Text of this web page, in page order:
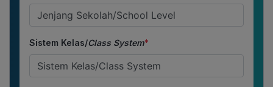
Sistem Kelas/Class System*